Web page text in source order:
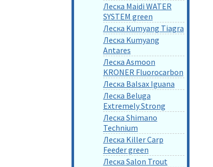
Леска Maidi WATER
SYSTEM green
Леска Kumyang Tiagra
Леска Kumyang
Antares
Леска Asmoon
KRONER Fluorocarbon
Леска Balsax Iguana
Леска Beluga
Extremely Strong
Леска Shimano
Technium
Леска Killer Carp
Feeder green
Леска Salon Trout